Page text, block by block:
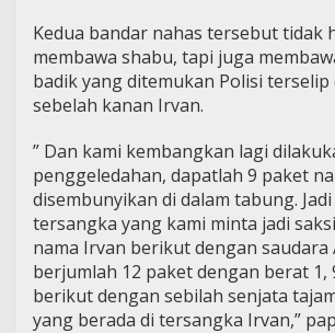
Kedua bandar nahas tersebut tidak
membawa shabu, tapi juga
badik yang ditemukan Polisi
sebelah kanan Irvan.
” Dan kami kembangkan lagi
penggeledahan, dapatlah 9 paket
disembunyikan di dalam tabung.
tersangka yang kami minta jadi
nama Irvan berikut dengan saudara
berjumlah 12 paket dengan berat 1,
berikut dengan sebilah senjata
yang berada di tersangka Irvan,”